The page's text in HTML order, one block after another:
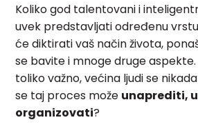
Koliko god talentovani i
uvek predstavljati određenu
će diktirati vaš način života,
se bavite i mnoge druge
toliko važno, većina ljudi se
se taj proces može unaprediti,
organizovati?